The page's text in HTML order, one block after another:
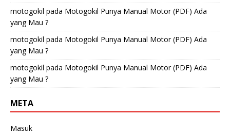
motogokil pada Motogokil Punya Manual Motor (PDF) Ada
yang Mau ?
motogokil pada Motogokil Punya Manual Motor (PDF) Ada
yang Mau ?
motogokil pada Motogokil Punya Manual Motor (PDF) Ada
yang Mau ?
META
Masuk